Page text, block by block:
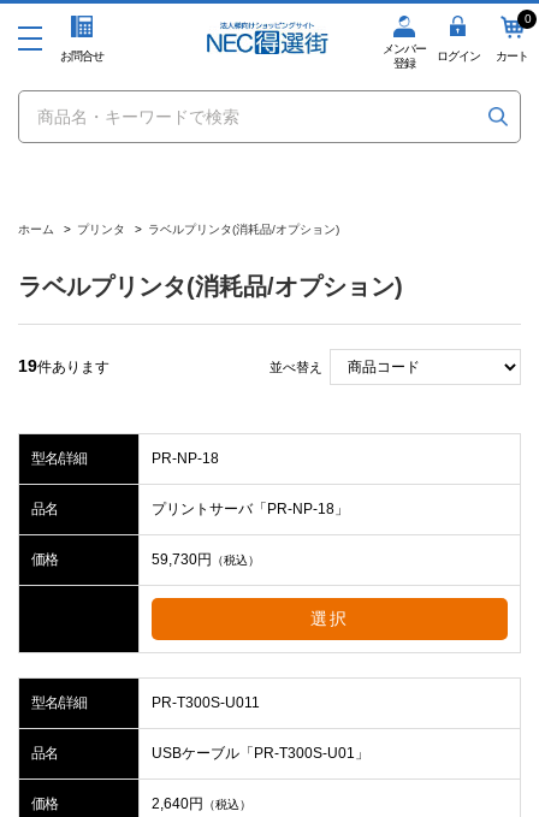
お問合せ
メンバー
登録
ログイン
0
カート
ホーム > プリンタ > ラベルプリンタ(消耗品/オプション)
ラベルプリンタ(消耗品/オプション)
19件あります 並べ替え
型名/詳細 PR-NP-18
品名 プリントサーバ「PR-NP-18」
価格 59,730円 （税込）
選択
型名/詳細 PR-T300S-U011
品名 USBケーブル「PR-T300S-U01」
価格 2,640円 （税込）